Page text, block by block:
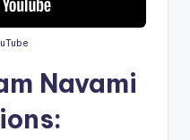
Navami